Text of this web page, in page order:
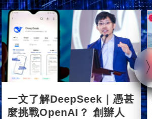
一文了解DeepSeek｜憑甚
麼挑戰OpenAI？ 創辦人